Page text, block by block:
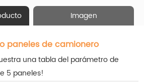
Imagen
paneles de camionero
una tabla del parámetro de
5 paneles!